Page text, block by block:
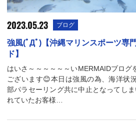
2023.05.23 ブログ
強風(ﾟДﾟ)【沖縄マリンスポーツ専
ド】
はいさ～～～～～～いMERMAIDブログ
ございます😊本日は強風の為、海洋状
部パラセーリング共に中止となってし
れていたお客様…